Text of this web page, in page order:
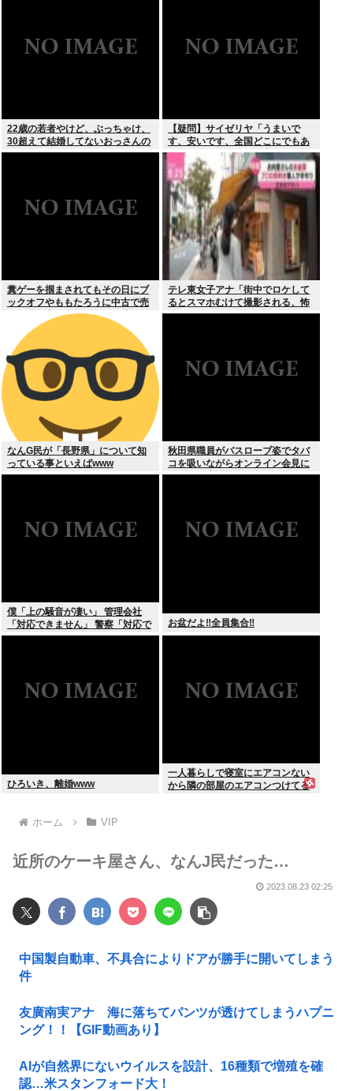
22歳の若者やけど、ぶっちゃけ、
30超えて結婚してないおっさんの
こと見下してる
【疑問】サイゼリヤ「うまいで
す、安いです、全国どこにでもあ
ります」←こいつの弱点
糞ゲーを掴まされてもその日にブ
ックオフやももたろうに中古で売
りつける事ができなくなる時代に
テレ東女子アナ「街中でロケして
るとスマホむけて撮影される、怖
いからやめてね」
なんG民が「長野県」について知
っている事といえばwww
秋田県職員がバスローブ姿でタバ
コを吸いながらオンライン会見に
どこのお貴族様だよw
僕「上の騒音が凄い」 管理会社
「対応できません」 警察「対応で
きません」
お盆だよ‼全員集合‼
ひろいき、離婚www
一人暮らしで寝室にエアコンない
から隣の部屋のエアコンつけてる
ホーム VIP
近所のケーキ屋さん、なんJ民だった…
2023.08.23 02:25
中国製自動車、不具合によりドアが勝手に開いてしまう
件
友廣南実アナ 海に落ちてパンツが透けてしまうハプニ
ング！！【GIF動画あり】
AIが自然界にないウイルスを設計、16種類で増殖を確
認…米スタンフォード大！